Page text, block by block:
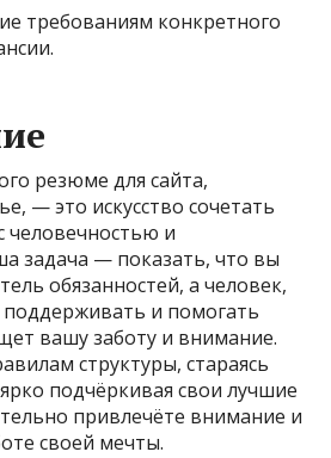
требованиям конкретного
резюме для сайта,
— это искусство сочетать
человечностью и
задача — показать, что вы
обязанностей, а человек,
и помогать
вашу заботу и внимание.
структуры, стараясь
подчёркивая свои лучшие
привлечёте внимание и
своей мечты.